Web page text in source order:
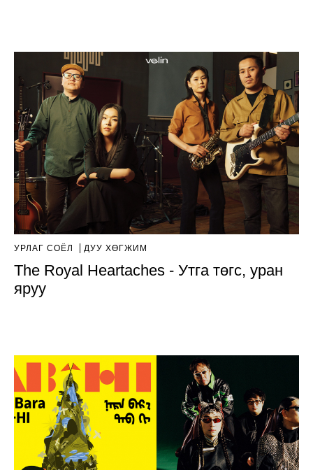
УРЛАГ СОЁЛ ДУУ ХӨГЖИМ
The Royal Heartaches - Утга төгс, уран
яруу